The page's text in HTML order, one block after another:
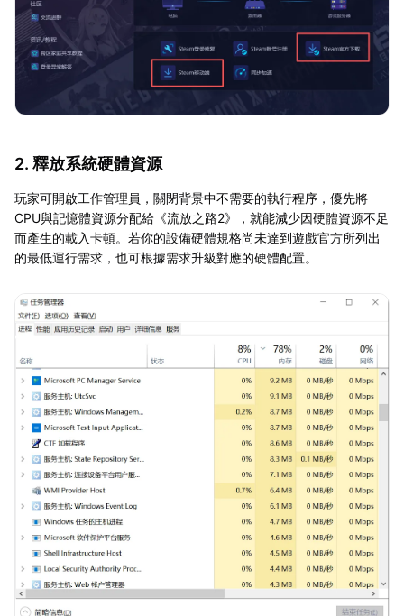
2. 釋放系統硬體資源
玩家可開啟工作管理員，關閉背景中不需要的執行程序，優先將
CPU與記憶體資源分配給《流放之路2》，就能減少因硬體資源不足
而產生的載入卡頓。若你的設備硬體規格尚未達到遊戲官方所列出
的最低運行需求，也可根據需求升級對應的硬體配置。